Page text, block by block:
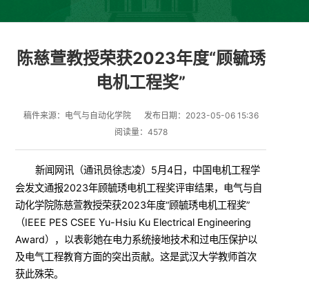
陈慈萱教授荣获2023年度“顾毓琇
电机工程奖”
稿件来源：电气与自动化学院
发布日期：2023-05-06 15:36
阅读量： 4578
新闻网讯（通讯员徐志凌）5月4日，中国电机工程学
会发文通报2023年顾毓琇电机工程奖评审结果，电气与自
动化学院陈慈萱教授荣获2023年度“顾毓琇电机工程奖”
（IEEE PES CSEE Yu-Hsiu Ku Electrical Engineering
Award），以表彰她在电力系统接地技术和过电压保护以
及电气工程教育方面的突出贡献。这是武汉大学教师首次
获此殊荣。